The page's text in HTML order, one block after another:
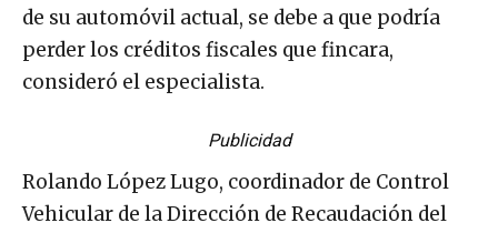
de su automóvil actual, se debe a que podría
perder los créditos fiscales que fincara,
consideró el especialista.
Publicidad
Rolando López Lugo, coordinador de Control
Vehicular de la Dirección de Recaudación del